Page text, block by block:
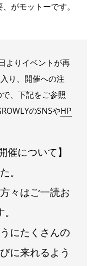
がモットーです。
よりイベントが再
り、開催への注
、下記をご参照
のSNSやHP
催について】
。
々はご一読お
にたくさんの
に来れるよう